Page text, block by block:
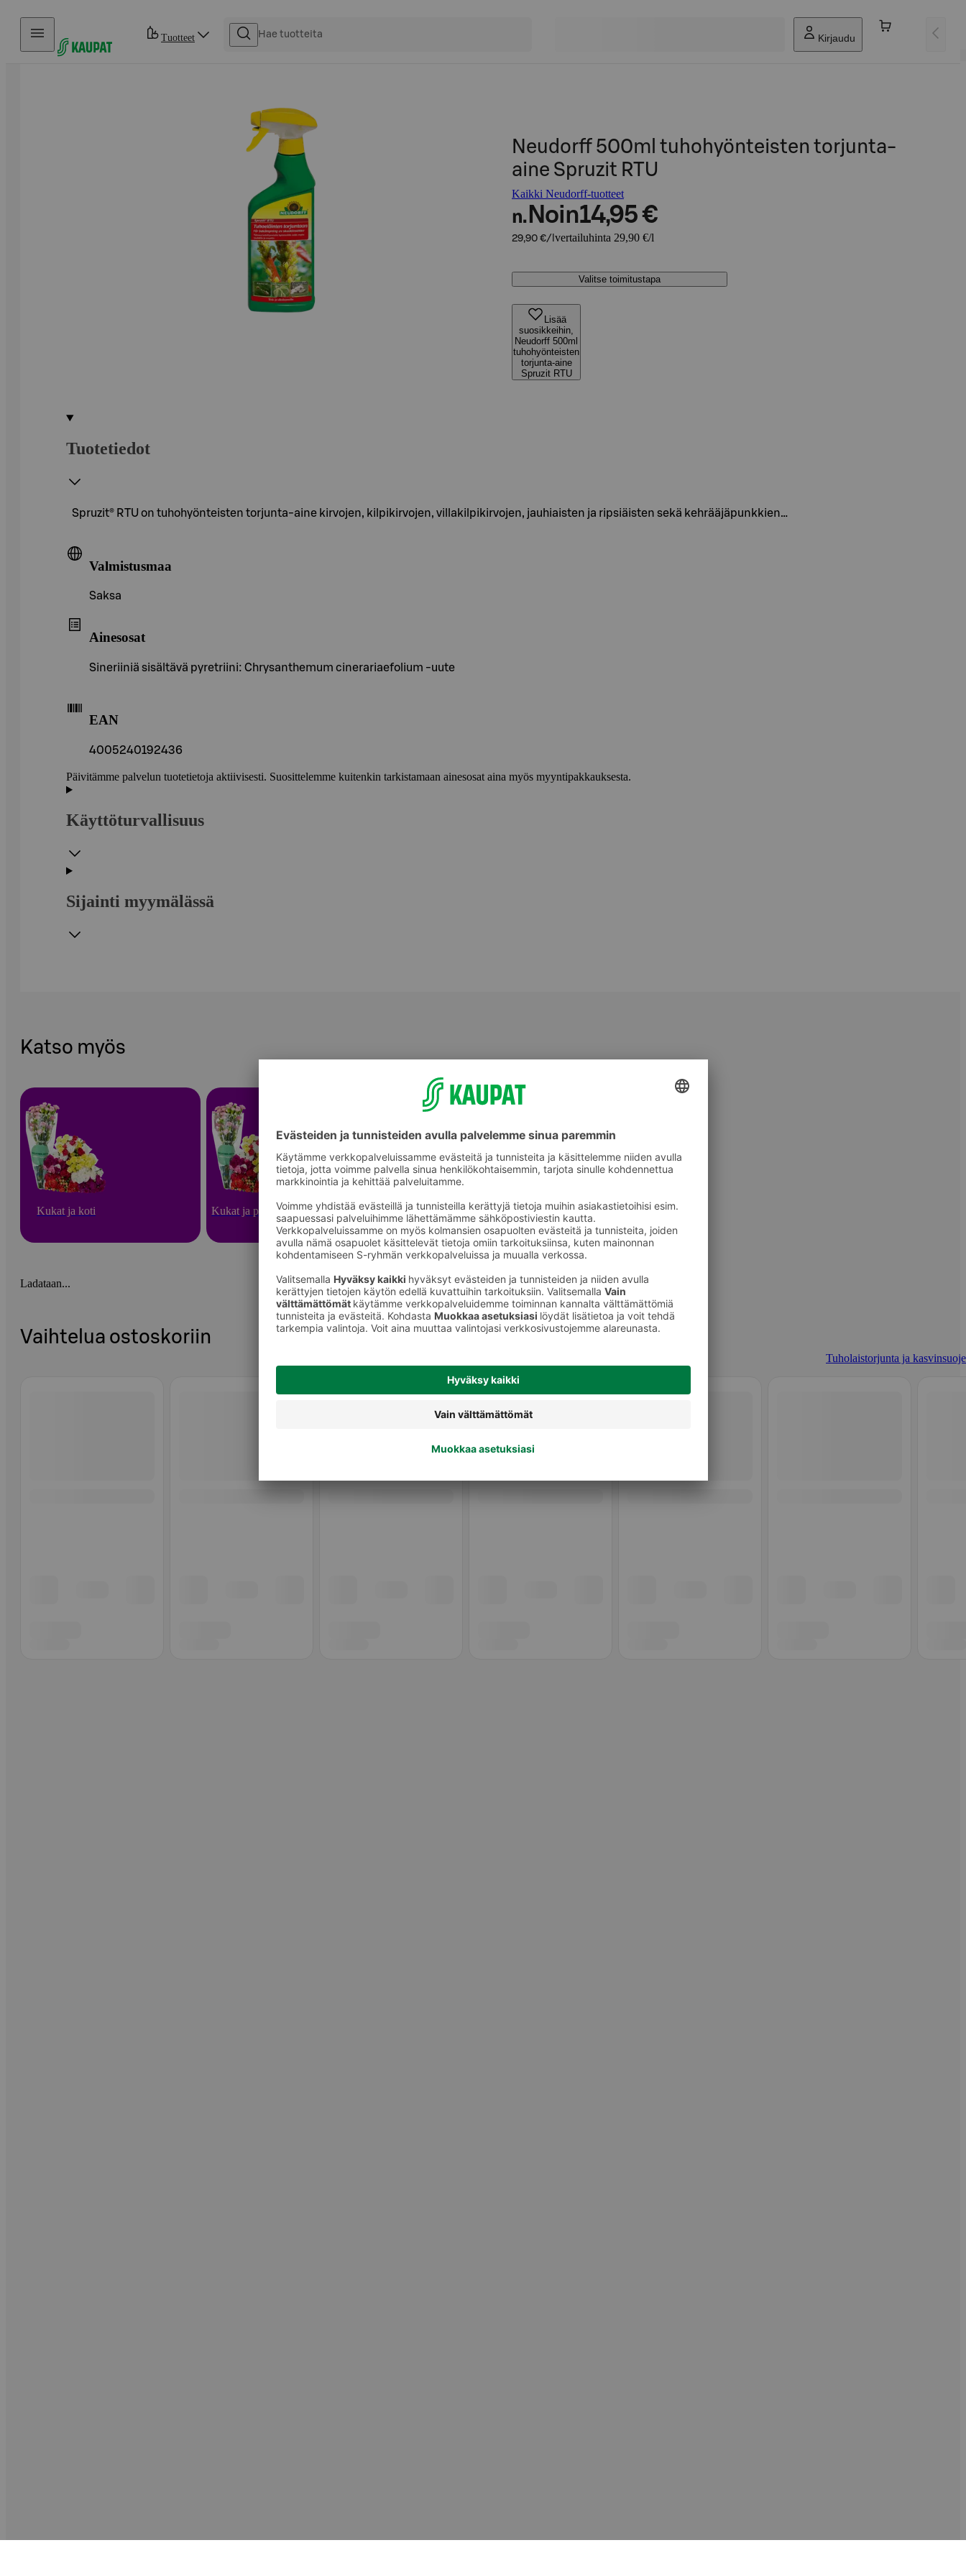
Hyppää sisältöön
Tuotteet Kirjaudu
Neudorff 500ml tuhohyönteisten torjunta-
aine Spruzit RTU
Kaikki Neudorff-tuotteet
n. Noin14,95 €
29,90 €/l vertailuhinta 29,90 €/l
Valitse toimitustapa
Lisää
suosikkeihin,
Neudorff 500ml
tuhohyönteisten
torjunta-aine
Spruzit RTU
Tuotetiedot
Spruzit® RTU on tuhohyönteisten torjunta-aine kirvojen, kilpikirvojen, villakilpikirvojen, jauhiaisten ja ripsiäisten sekä kehrääjäpunkkien…
Valmistusmaa
Saksa
Ainesosat
Sineriiniä sisältävä pyretriini: Chrysanthemum cinerariaefolium -uute
EAN
4005240192436
Päivitämme palvelun tuotetietoja aktiivisesti. Suosittelemme kuitenkin tarkistamaan ainesosat aina myös myyntipakkauksesta.
Käyttöturvallisuus
Sijainti myymälässä
Katso myös
Kukat ja koti Kukat ja puutarha Tuholaistorjunta ja kasvinsuojelu
Ladataan...
Vaihtelua ostoskoriin
Tuholaistorjunta ja